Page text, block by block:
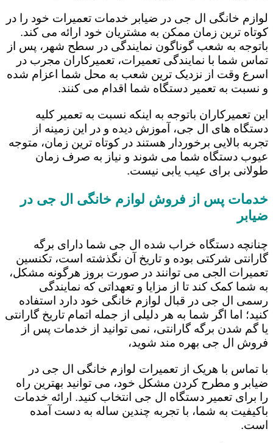
لوازم خانگی ال جی در ضیابر خدمات تعمیرات خود را در
کوتاه ترین زمان ممکن به مشتریان خود ارائه می کند.
باتوجه به شعب گوناگون نمایندگی در سطح شهر، پس از
تماس شما با نمایندگی تعمیرات، تعمیرکاران مجرب در
اسرع وقت از نزدیک ترین شعب به محل شما اعزام شده
و نسبت به تعمیر دستگاه شما اقدام می کنند.
این تعمیرکاران باتوجه به اینکه نسبت به تعمیر کلیه
دستگاه های ال جی، آموزش دیده و در این زمینه از
تجربه بالایی برخوردار هستند در کوتاه ترین زمان، متوجه
عیوب دستگاه شما می شوند و نیاز به صرف زمان
طولانی برای عیب یابی نیست.
خدمات پس از فروش لوازم خانگی ال جی در
ضیابر
چنانچه دستگاه خراب شده ال جی شما دارای برگه
گارانتی شرکتی بوده و تاریخ آن نگذشته است، تکنسین
تعمیرات الجی می توانند در صورت بروز هرگونه مشکل،
به شما کمک کند تا از مزایا و تعهداتی که نمایندگی
رسمی ال جی در قبال لوازم خانگی خود دارد استفاده
کنید؛ اما اگر شما به هر دلیلی از جمله اتمام تاریخ گارانتی
یا گم شدن برگه گارانتی، نمی توانید از خدمات پس از
فروش ال جی بهره مند شوید،
با تماس با هریک از تعمیرات لوازم خانگی ال جی در
ضیابر و مطرح کردن مشکل خود، می توانید بهترین راه
را برای تعمیر دستگاه ال جی انتخاب کنید. ارائه خدمات
باکیفیت به شما، با تجربه چندین ساله به دست آمده
است.